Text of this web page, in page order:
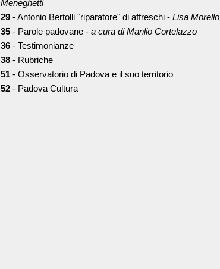
Meneghetti
29- Antonio Bertolli "riparatore" di affreschi - Lisa Morello
35- Parole padovane - a cura di Manlio Cortelazzo
36- Testimonianze
38- Rubriche
51- Osservatorio di Padova e il suo territorio
52- Padova Cultura